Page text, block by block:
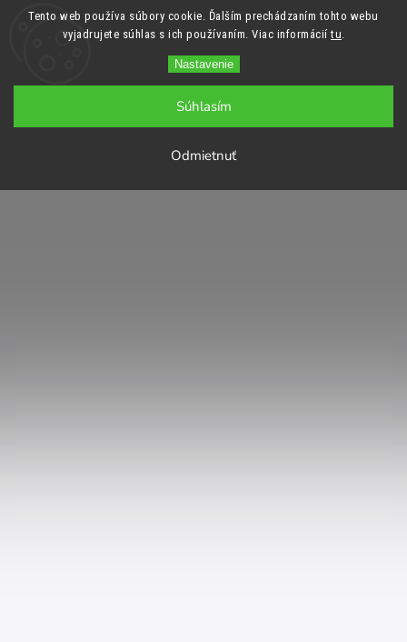
Tento web používa súbory cookie. Ďalším prechádzaním tohto webu
vyjadrujete súhlas s ich používaním. Viac informáciítu.
Nastavenie
Odmietnuť
Súhlasím